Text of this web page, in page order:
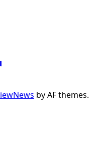
by AF themes.